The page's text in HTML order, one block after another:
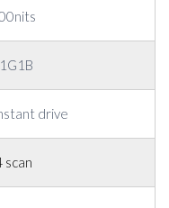
drive
scan